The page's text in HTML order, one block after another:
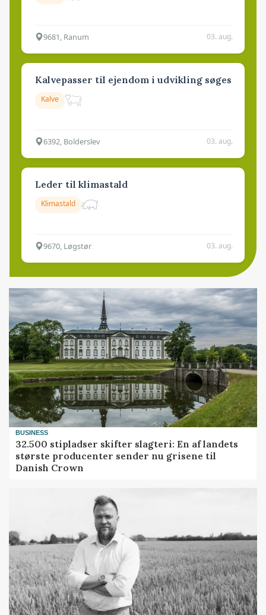
9681, Ranum 03. aug.
Kalvepasser til ejendom i udvikling søges
Kalve
6392, Bolderslev 03. aug.
Leder til klimastald
Klimastald
9670, Løgstør 03. aug.
BUSINESS
32.500 stipladser skifter slagteri: En af landets
største producenter sender nu grisene til
Danish Crown